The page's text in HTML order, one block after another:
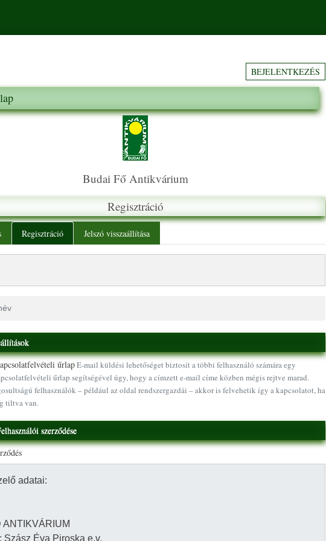
Ugrás a tartalomra
BEJELENTKEZÉS
Budai Fő Antikvárium
Regisztráció
tabs
Regisztráció Jelszó visszaállítása
űrlapE-mail küldési lehetőséget biztosít a többi felhasználó számára egy
űrlap segítségével úgy, hogy a címzett e-mail címe közben mégis rejtve marad.
felhasználók – például az oldal rendszergazdái – akkor is felvehetik így a kapcsolatot, ha
tiltva van.
szerződése